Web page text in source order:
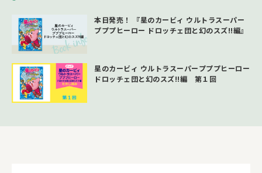
本日発売！ 『星のカービィ ウルトラスーパー
プププヒーロー ドロッチェ団と幻のスズ!!編』
星のカービィ ウルトラスーパープププヒーロー
ドロッチェ団と幻のスズ!!編 第１回